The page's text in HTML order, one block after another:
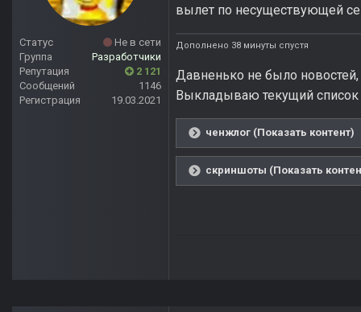
Статус
Не в сети
Группа
Разработчики
Репутация
2 121
Сообщений
1146
Регистрация
19.03.2021
вылет по несуществующей
Дополнено 38 минуты спустя
Давненько не было
Выкладываю текущий список
ченжлог (Показать контент)
скриншоты (Показать